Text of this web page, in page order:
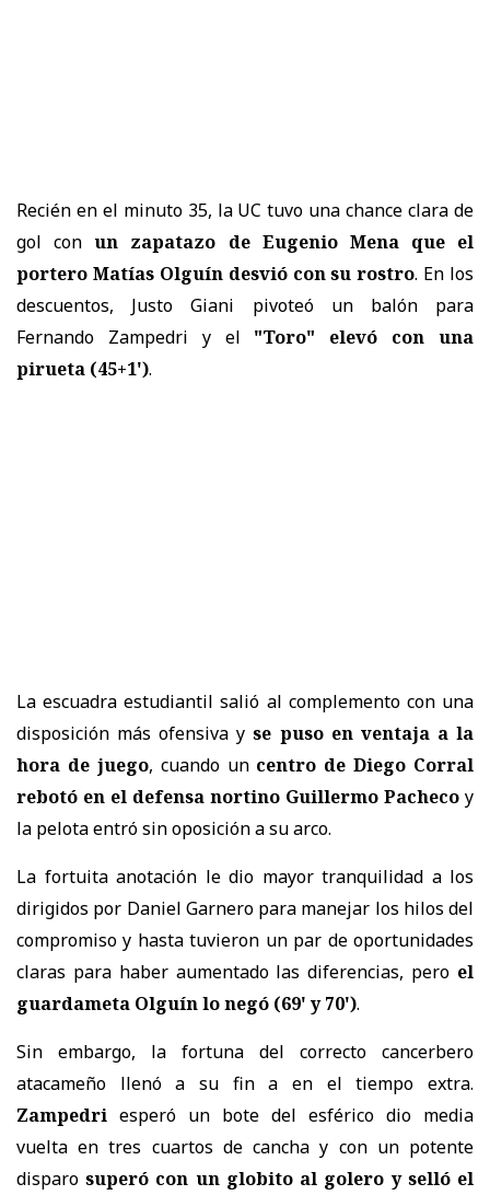
Recién en el minuto 35, la UC tuvo una chance clara de
gol conun zapatazo de Eugenio Mena que el
portero Matías Olguín desvió con su rostro. En los
descuentos, Justo Giani pivoteó un balón para
Fernando Zampedri y el "Toro" elevó con una
pirueta (45+1').
La escuadra estudiantil salió al complemento con una
disposición más ofensiva yse puso en ventaja a la
hora de juego, cuando uncentro de Diego Corral
rebotó en el defensa nortino Guillermo Pacheco y
la pelota entró sin oposición a su arco.
La fortuita anotación le dio mayor tranquilidad a los
dirigidos por Daniel Garnero para manejar los hilos del
compromiso y hasta tuvieron un par de oportunidades
claras para haber aumentado las diferencias, pero el
guardameta Olguín lo negó (69' y 70').
Sin embargo, la fortuna del correcto cancerbero
atacameño llenó a su fin a en el tiempo extra.
Zampedri esperó un bote del esférico dio media
vuelta en tres cuartos de cancha y con un potente
disparosuperó con un globito al golero y selló el